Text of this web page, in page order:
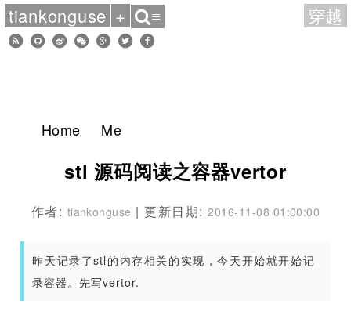
Home Me
stl 源码阅读之容器vertor
作者: tiankonguse | 更新日期:2016-11-08 01:00:00
昨天记录了stl的内存相关的实现，今天开始就开始记
录容器。先写vertor.
tiankonguse + ≡ 穿越